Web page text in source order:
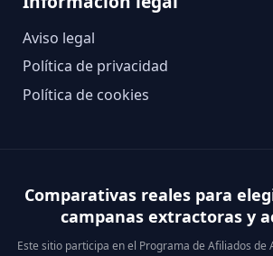
Aviso legal
Política de privacidad
Política de cookies
Comparativas reales para
campanas extractoras y
Este sitio participa en el Programa de Afiliados de